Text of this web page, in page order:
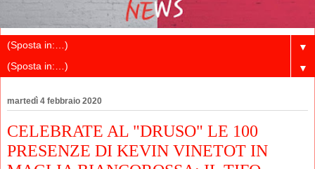
▼
▼
martedì 4 febbraio 2020
CELEBRATE AL "DRUSO" LE 100
PRESENZE DI KEVIN VINETOT IN